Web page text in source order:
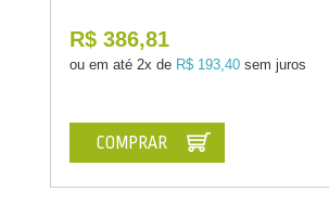
R$ 386,81
ou em até 2x de R$ 193,40 sem juros
COMPRAR